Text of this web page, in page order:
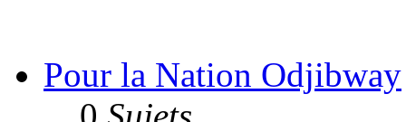
Pour la Nation Odjibway